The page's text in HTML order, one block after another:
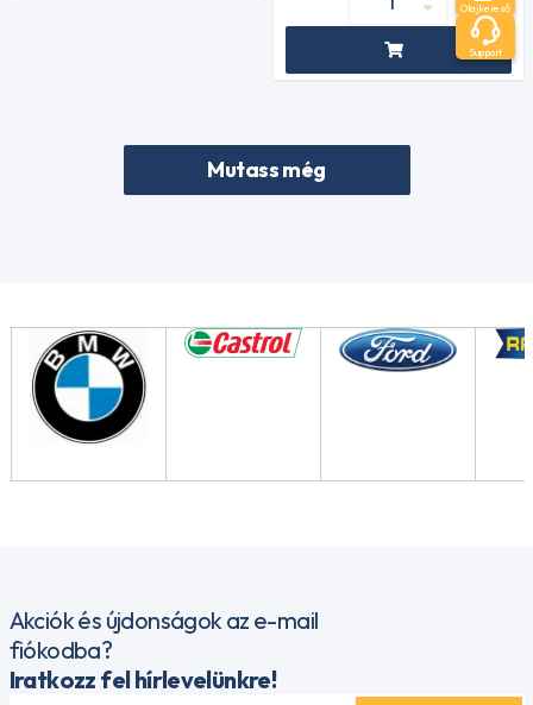
Mutass még
Akciók és újdonságok az e-mail
fiókodba?
Iratkozz fel hírlevelünkre!
Olajkereső
Support